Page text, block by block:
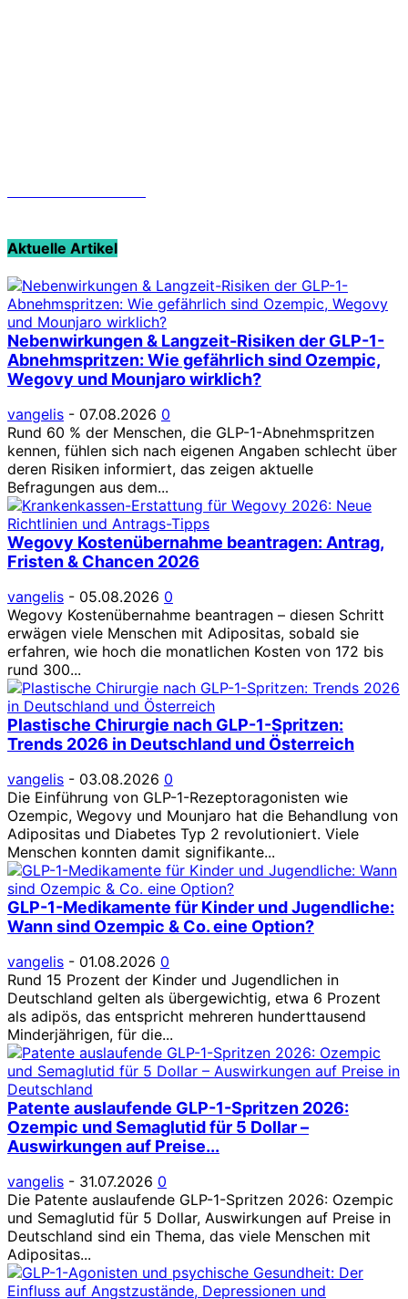
Aktuelle Artikel
Nebenwirkungen & Langzeit-Risiken der GLP-1-
Abnehmspritzen: Wie gefährlich sind Ozempic,
Wegovy und Mounjaro wirklich?
vangelis - 07.08.2026 0
Rund 60 % der Menschen, die GLP-1-Abnehmspritzen
kennen, fühlen sich nach eigenen Angaben schlecht über
deren Risiken informiert, das zeigen aktuelle
Befragungen aus dem...
Wegovy Kostenübernahme beantragen: Antrag,
Fristen & Chancen 2026
vangelis - 05.08.2026 0
Wegovy Kostenübernahme beantragen – diesen Schritt
erwägen viele Menschen mit Adipositas, sobald sie
erfahren, wie hoch die monatlichen Kosten von 172 bis
rund 300...
Plastische Chirurgie nach GLP-1-Spritzen:
Trends 2026 in Deutschland und Österreich
vangelis - 03.08.2026 0
Die Einführung von GLP-1-Rezeptoragonisten wie
Ozempic, Wegovy und Mounjaro hat die Behandlung von
Adipositas und Diabetes Typ 2 revolutioniert. Viele
Menschen konnten damit signifikante...
GLP-1-Medikamente für Kinder und Jugendliche:
Wann sind Ozempic & Co. eine Option?
vangelis - 01.08.2026 0
Rund 15 Prozent der Kinder und Jugendlichen in
Deutschland gelten als übergewichtig, etwa 6 Prozent
als adipös, das entspricht mehreren hunderttausend
Minderjährigen, für die...
Patente auslaufende GLP-1-Spritzen 2026:
Ozempic und Semaglutid für 5 Dollar –
Auswirkungen auf Preise...
vangelis - 31.07.2026 0
Die Patente auslaufende GLP-1-Spritzen 2026: Ozempic
und Semaglutid für 5 Dollar, Auswirkungen auf Preise in
Deutschland sind ein Thema, das viele Menschen mit
Adipositas...